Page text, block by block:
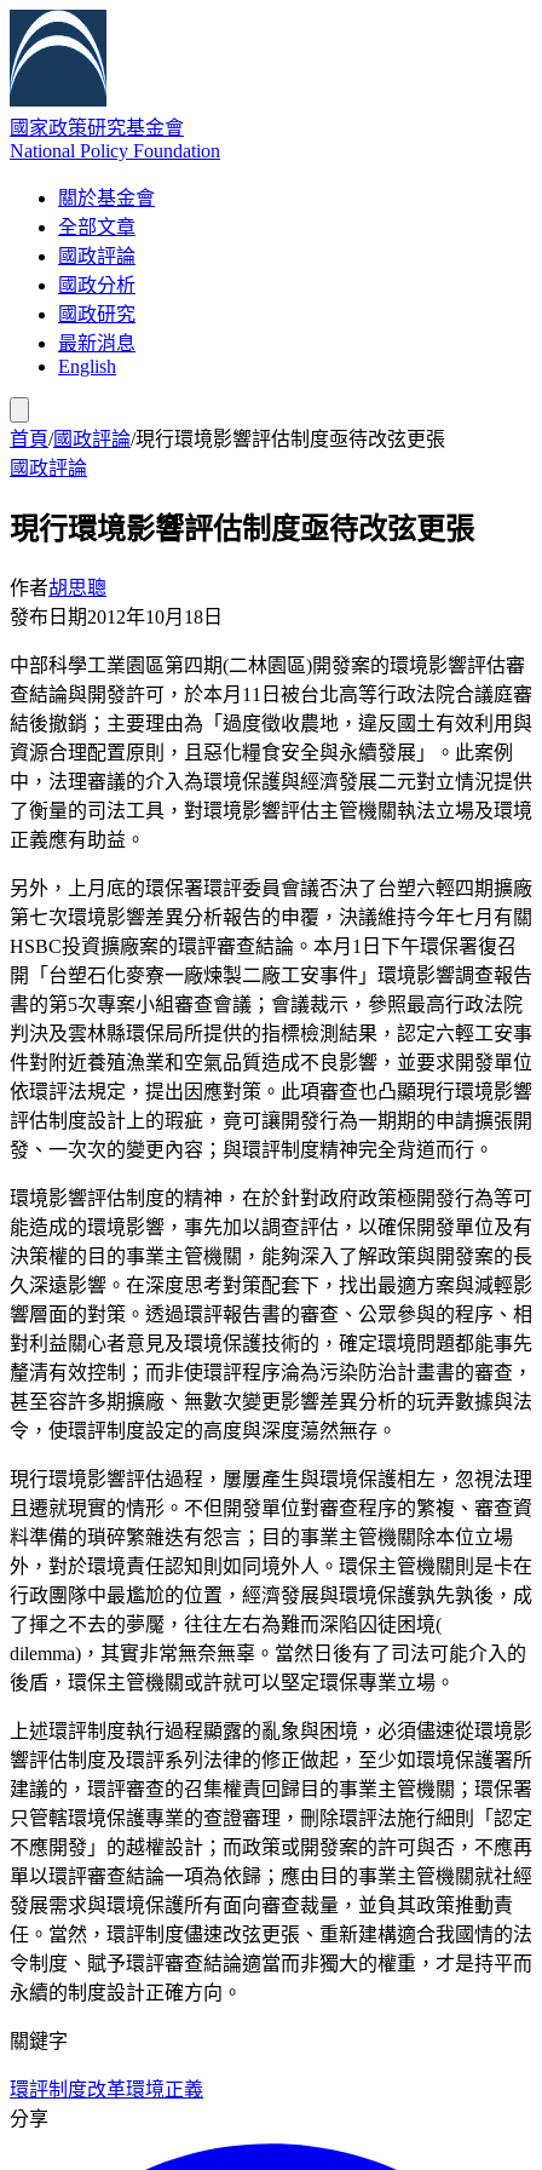
國家政策研究基金會
National Policy Foundation
關於基金會
全部文章
國政評論
國政分析
國政研究
最新消息
English
首頁/國政評論/現行環境影響評估制度亟待改弦更張
國政評論
現行環境影響評估制度亟待改弦更張
作者胡思聰
發布日期2012年10月18日
中部科學工業園區第四期(二林園區)開發案的環境影響評估審
查結論與開發許可，於本月11日被台北高等行政法院合議庭審
結後撤銷；主要理由為「過度徵收農地，違反國土有效利用與
資源合理配置原則，且惡化糧食安全與永續發展」。此案例
中，法理審議的介入為環境保護與經濟發展二元對立情況提供
了衡量的司法工具，對環境影響評估主管機關執法立場及環境
正義應有助益。
另外，上月底的環保署環評委員會議否決了台塑六輕四期擴廠
第七次環境影響差異分析報告的申覆，決議維持今年七月有關
HSBC投資擴廠案的環評審查結論。本月1日下午環保署復召
開「台塑石化麥寮一廠煉製二廠工安事件」環境影響調查報告
書的第5次專案小組審查會議；會議裁示，參照最高行政法院
判決及雲林縣環保局所提供的指標檢測結果，認定六輕工安事
件對附近養殖漁業和空氣品質造成不良影響，並要求開發單位
依環評法規定，提出因應對策。此項審查也凸顯現行環境影響
評估制度設計上的瑕疵，竟可讓開發行為一期期的申請擴張開
發、一次次的變更內容；與環評制度精神完全背道而行。
環境影響評估制度的精神，在於針對政府政策極開發行為等可
能造成的環境影響，事先加以調查評估，以確保開發單位及有
決策權的目的事業主管機關，能夠深入了解政策與開發案的長
久深遠影響。在深度思考對策配套下，找出最適方案與減輕影
響層面的對策。透過環評報告書的審查、公眾參與的程序、相
對利益關心者意見及環境保護技術的，確定環境問題都能事先
釐清有效控制；而非使環評程序淪為污染防治計畫書的審查，
甚至容許多期擴廠、無數次變更影響差異分析的玩弄數據與法
令，使環評制度設定的高度與深度蕩然無存。
現行環境影響評估過程，屢屢產生與環境保護相左，忽視法理
且遷就現實的情形。不但開發單位對審查程序的繁複、審查資
料準備的瑣碎繁雜迭有怨言；目的事業主管機關除本位立場
外，對於環境責任認知則如同境外人。環保主管機關則是卡在
行政團隊中最尷尬的位置，經濟發展與環境保護孰先孰後，成
了揮之不去的夢魘，往往左右為難而深陷囚徒困境(
dilemma)，其實非常無奈無辜。當然日後有了司法可能介入的
後盾，環保主管機關或許就可以堅定環保專業立場。
上述環評制度執行過程顯露的亂象與困境，必須儘速從環境影
響評估制度及環評系列法律的修正做起，至少如環境保護署所
建議的，環評審查的召集權責回歸目的事業主管機關；環保署
只管轄環境保護專業的查證審理，刪除環評法施行細則「認定
不應開發」的越權設計；而政策或開發案的許可與否，不應再
單以環評審查結論一項為依歸；應由目的事業主管機關就社經
發展需求與環境保護所有面向審查裁量，並負其政策推動責
任。當然，環評制度儘速改弦更張、重新建構適合我國情的法
令制度、賦予環評審查結論適當而非獨大的權重，才是持平而
永續的制度設計正確方向。
關鍵字
環評制度改革環境正義
分享